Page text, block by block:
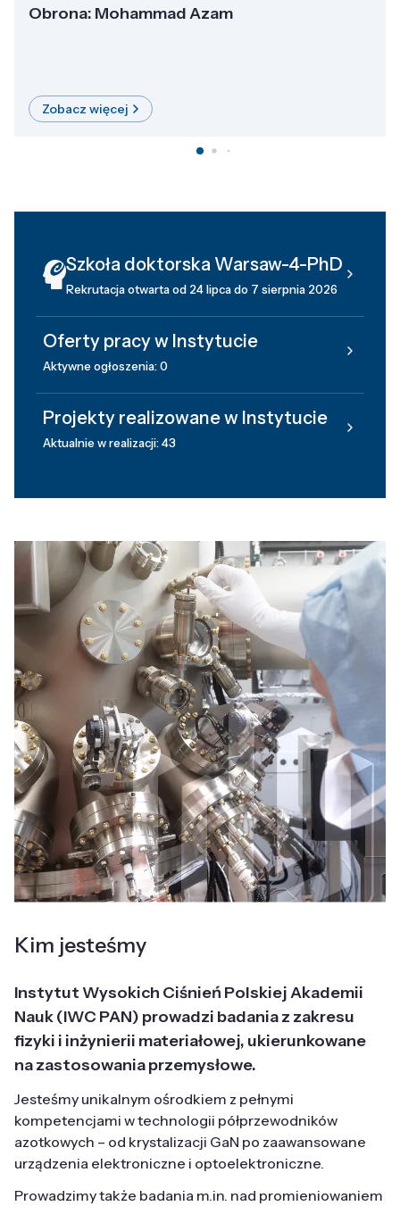
Obrona: Mohammad Azam
Zobacz więcej
Szkoła doktorska Warsaw-4-PhD
Rekrutacja otwarta od 24 lipca do 7 sierpnia 2026
Oferty pracy w Instytucie
Aktywne ogłoszenia: 0
Projekty realizowane w Instytucie
Aktualnie w realizacji: 43
Kim jesteśmy
Instytut Wysokich Ciśnień Polskiej Akademii
Nauk (IWC PAN) prowadzi badania z zakresu
fizyki i inżynierii materiałowej, ukierunkowane
na zastosowania przemysłowe.
Jesteśmy unikalnym ośrodkiem z pełnymi
kompetencjami w technologii półprzewodników
azotkowych – od krystalizacji GaN po zaawansowane
urządzenia elektroniczne i optoelektroniczne.
Prowadzimy także badania m.in. nad promieniowaniem